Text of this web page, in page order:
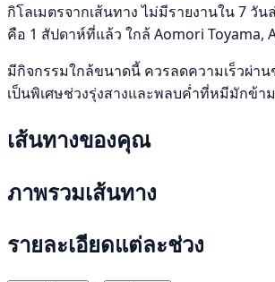
กิโลเมตรจากเส้นทาง ไม่มีรายงานใน 7 วั
คือ 1 สัปดาห์ที่แล้ว ใกล้ Aomori Toyama,
มีกิจกรรมใกล้ขนาดนี้ ควรลดความเร็วผ่าน
เป็นพิเศษช่วงรุ่งสางและพลบค่ำที่หมีมักข้า
เส้นทางของคุณ
ภาพรวมเส้นทาง
รายละเอียดแต่ละช่วง